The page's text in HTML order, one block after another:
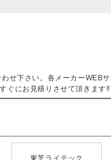
せ下さい。各メーカーWEB
ぐにお見積りさせて頂きます‼
東芝ライテック